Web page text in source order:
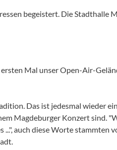
begeistert. Die Stadthalle
Mal unser Open-Air-
Das ist jedesmal wieder
Magdeburger Konzert sind.
auch diese Worte stammten